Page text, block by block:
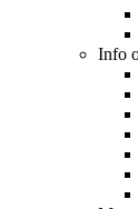
Info